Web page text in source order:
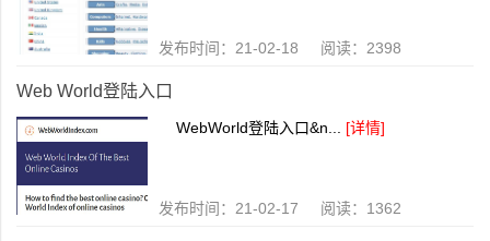
发布时间：21-02-18 阅读：2398
Web World登陆入口
WebWorld登陆入口&n... [详情]
发布时间：21-02-17 阅读：1362